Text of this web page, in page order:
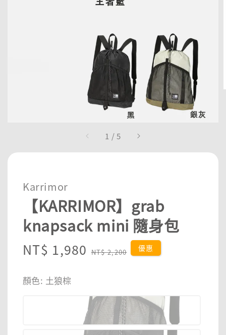
1 /5
Karrimor
【KARRIMOR】grab
knapsack mini 隨身包
Sale
NT$ 1,980 Regular
NT$ 2,200 優惠
顏色: 土狼棕